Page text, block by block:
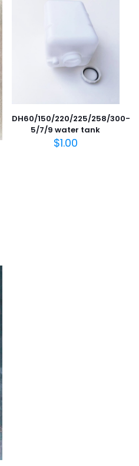
DH60/150/220/225/258/300-
5/7/9 water tank
$1.00